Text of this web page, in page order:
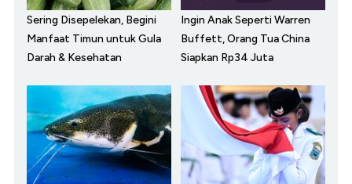
Sering Disepelekan, Begini
Manfaat Timun untuk Gula
Darah & Kesehatan
Ingin Anak Seperti Warren
Buffett, Orang Tua China
Siapkan Rp34 Juta